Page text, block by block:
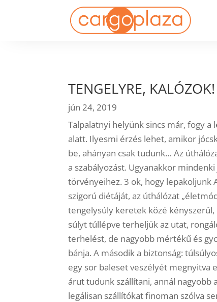
TENGELYRE, KALÓZOK!
jún 24, 2019
Talpalatnyi helyünk sincs már, fogy
alatt. Ilyesmi érzés lehet, amikor
be, ahányan csak tudunk… Az
a szabályozást. Ugyanakkor
törvényeihez. 3 ok, hogy
szigorú diétáját, az úthálózat
tengelysúly keretek közé kényszerül,
súlyt túllépve terheljük az utat,
terhelést, de nagyobb mértékű és
bánja. A második a biztonság:
egy sor baleset veszélyét megnyitva
árut tudunk szállítani, annál nagyobb
legálisan szállítókat finoman szólva